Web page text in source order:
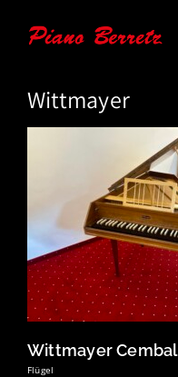
Inhalt
Wittmayer
Wittmayer
Flügel